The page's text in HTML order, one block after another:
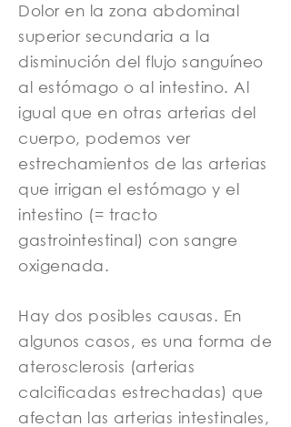
Dolor en la zona abdominal
superior secundaria a la
disminución del flujo sanguíneo
al estómago o al intestino. Al
igual que en otras arterias del
cuerpo, podemos ver
estrechamientos de las arterias
que irrigan el estómago y el
intestino (= tracto
gastrointestinal) con sangre
oxigenada.
Hay dos posibles causas. En
algunos casos, es una forma de
aterosclerosis (arterias
calcificadas estrechadas) que
afectan las arterias intestinales,